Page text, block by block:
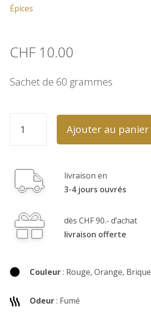
Épices
CHF 10.00
Sachet de 60 grammes
Ajouter au panier
livraison en
3-4 jours ouvrés
dès CHF 90.- d’achat
livraison offerte
Couleur: Rouge, Orange, Brique
Odeur: Fumé